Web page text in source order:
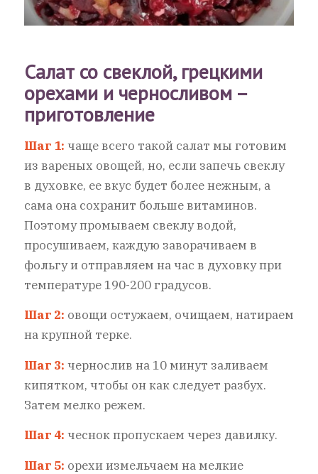
Салат со свеклой, грецкими
орехами и черносливом –
приготовление
Шаг 1: чаще всего такой салат мы готовим
из вареных овощей, но, если запечь свеклу
в духовке, ее вкус будет более нежным, а
сама она сохранит больше витаминов.
Поэтому промываем свеклу водой,
просушиваем, каждую заворачиваем в
фольгу и отправляем на час в духовку при
температуре 190-200 градусов.
Шаг 2: овощи остужаем, очищаем, натираем
на крупной терке.
Шаг 3: чернослив на 10 минут заливаем
кипятком, чтобы он как следует разбух.
Затем мелко режем.
Шаг 4: чеснок пропускаем через давилку.
Шаг 5: орехи измельчаем на мелкие